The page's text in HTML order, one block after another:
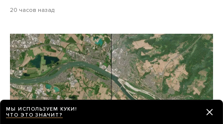
20 часов назад
МЫ ИСПОЛЬЗУЕМ КУКИ!
ЧТО ЭТО ЗНАЧИТ?